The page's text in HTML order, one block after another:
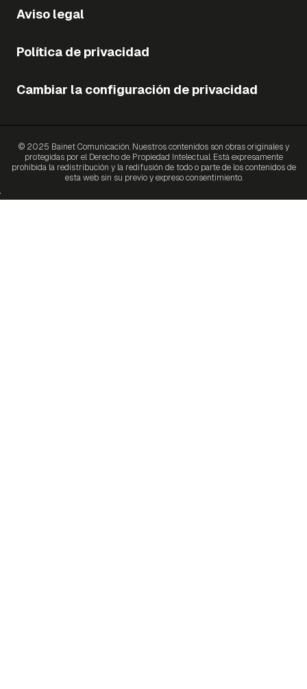
Aviso legal
Política de privacidad
Cambiar la configuración de privacidad
© 2025 Bainet Comunicación. Nuestros contenidos son obras originales y
protegidas por el Derecho de Propiedad Intelectual. Está expresamente
prohibida la redistribución y la redifusión de todo o parte de los contenidos de
esta web sin su previo y expreso consentimiento.